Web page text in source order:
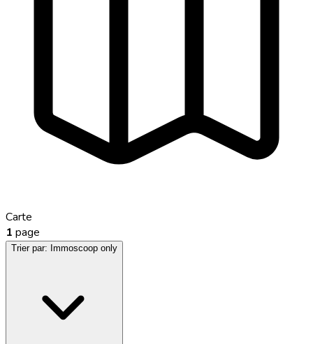
Carte
1 page
Trier par: Immoscoop only